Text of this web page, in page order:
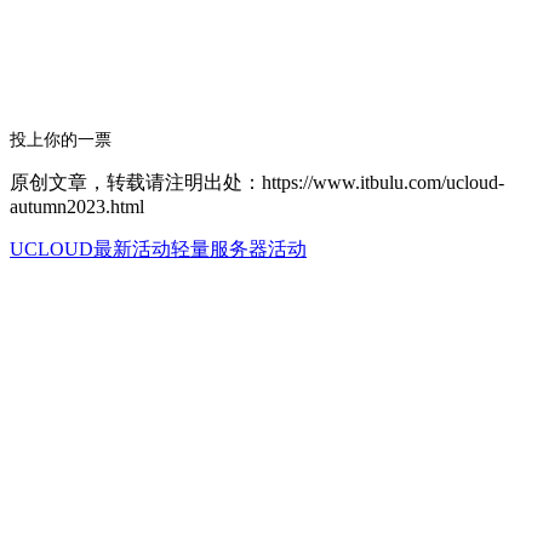
投上你的一票
原创文章，转载请注明出处：https://www.itbulu.com/ucloud-
autumn2023.html
UCLOUD最新活动轻量服务器活动